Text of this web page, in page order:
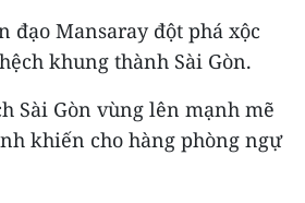
đạo Mansaray đột phá xộc
khung thành Sài Gòn.
Sài Gòn vùng lên mạnh mẽ
khiến cho hàng phòng ngự